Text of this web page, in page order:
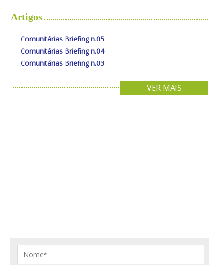
Artigos
Comunitárias Briefing n.05
Comunitárias Briefing n.04
Comunitárias Briefing n.03
VER MAIS